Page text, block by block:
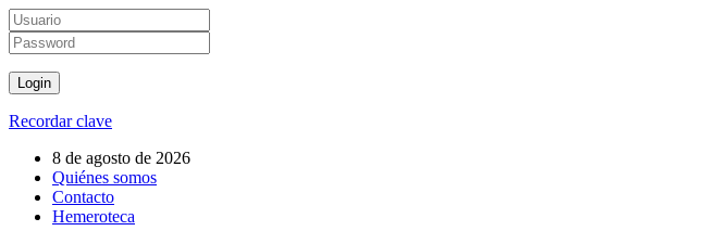
Recordar clave
8 de agosto de 2026
Quiénes somos
Contacto
Hemeroteca